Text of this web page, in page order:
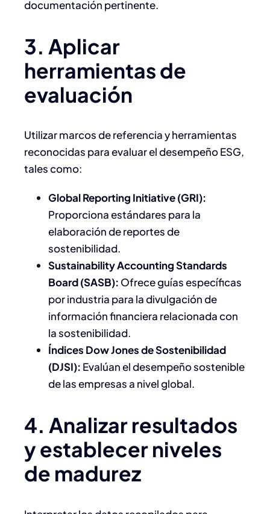
documentación pertinente.​
3. Aplicar
herramientas de
evaluación
Utilizar marcos de referencia y herramientas
reconocidas para evaluar el desempeño ESG,
tales como:​
Global Reporting Initiative (GRI):
Proporciona estándares para la
elaboración de reportes de
sostenibilidad.
Sustainability Accounting Standards
Board (SASB): Ofrece guías específicas
por industria para la divulgación de
información financiera relacionada con
la sostenibilidad.
Índices Dow Jones de Sostenibilidad
(DJSI): Evalúan el desempeño sostenible
de las empresas a nivel global. ​
4. Analizar resultados
y establecer niveles
de madurez